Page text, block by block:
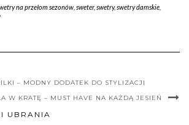
na przełom sezonów, sweter, swetry,swetry damskie,
– MODNY DODATEK DO STYLIZACJI
W KRATĘ – MUST HAVE NA KAŻDĄ JESIEŃ
UBRANIA